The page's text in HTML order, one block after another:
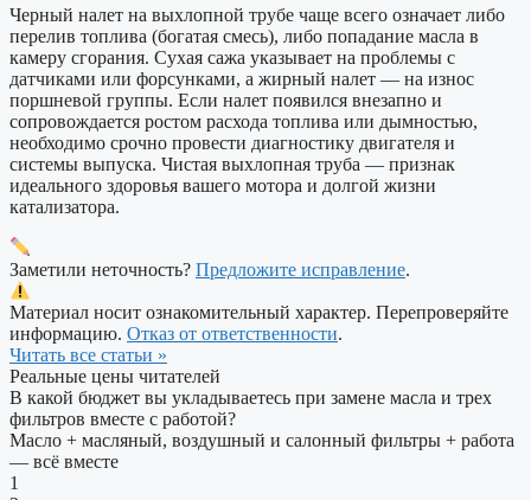
Черный налет на выхлопной трубе чаще всего означает либо
перелив топлива (богатая смесь), либо попадание масла в
камеру сгорания. Сухая сажа указывает на проблемы с
датчиками или форсунками, а жирный налет — на износ
поршневой группы. Если налет появился внезапно и
сопровождается ростом расхода топлива или дымностью,
необходимо срочно провести диагностику двигателя и
системы выпуска. Чистая выхлопная труба — признак
идеального здоровья вашего мотора и долгой жизни
катализатора.
Заметили неточность? Предложите исправление.
Материал носит ознакомительный характер. Перепроверяйте
информацию. Отказ от ответственности.
Читать все статьи »
Реальные цены читателей
В какой бюджет вы укладываетесь при замене масла и трех
фильтров вместе с работой?
Масло + масляный, воздушный и салонный фильтры + работа
— всё вместе
1